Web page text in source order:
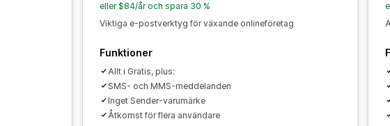
Segmentering
Analysverktyg API:er och webhooks
eller $84/år och spara 30 %
Viktiga e-postverktyg för växande onlineföretag
Funktioner
Allt i Gratis, plus:
SMS- och MMS-meddelanden
Inget Sender-varumärke
Åtkomst för flera användare